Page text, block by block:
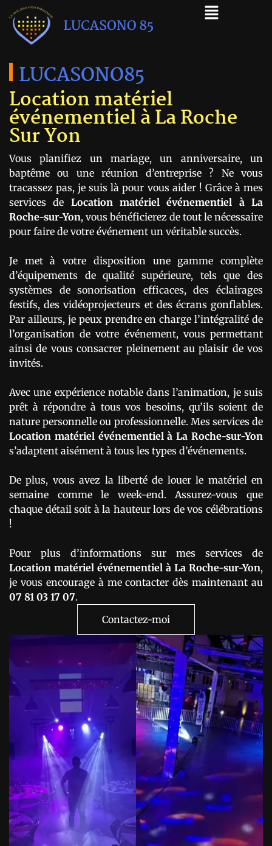
LUCASONO85
Location matériel
événementiel à La Roche
Sur Yon
Vous planifiez un mariage, un anniversaire, un
baptême ou une réunion d’entreprise ? Ne vous
tracassez pas, je suis là pour vous aider ! Grâce à mes
services de Location matériel événementiel à La
Roche-sur-Yon, vous bénéficierez de tout le nécessaire
pour faire de votre événement un véritable succès.
Je met à votre disposition une gamme complète
d’équipements de qualité supérieure, tels que des
systèmes de sonorisation efficaces, des éclairages
festifs, des vidéoprojecteurs et des écrans gonflables.
Par ailleurs, je peux prendre en charge l’intégralité de
l’organisation de votre événement, vous permettant
ainsi de vous consacrer pleinement au plaisir de vos
invités.
Avec une expérience notable dans l’animation, je suis
prêt à répondre à tous vos besoins, qu’ils soient de
nature personnelle ou professionnelle. Mes services de
Location matériel événementielà La Roche-sur-Yon
s’adaptent aisément à tous les types d’événements.
De plus, vous avez la liberté de louer le matériel en
semaine comme le week-end. Assurez-vous que
chaque détail soit à la hauteur lors de vos célébrations
!
Pour plus d’informations sur mes services de
Location matériel événementiel à La Roche-sur-Yon,
je vous encourage à me contacter dès maintenant au
07 81 03 17 07.
Contactez-moi